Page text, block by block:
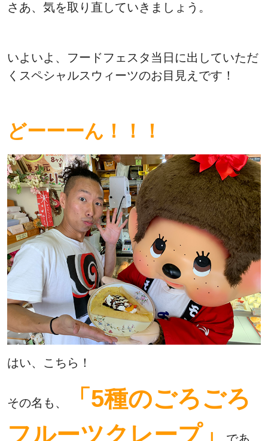
さあ、気を取り直していきましょう。
いよいよ、フードフェスタ当日に出していただ
くスペシャルスウィーツのお目見えです！
どーーーん！！！
はい、こちら！
その名も、
「5種のごろごろ
フルーツクレープ」